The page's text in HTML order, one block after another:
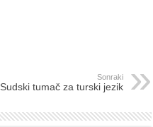
Sonraki
Sudski tumač za turski jezik